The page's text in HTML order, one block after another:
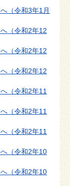
（令和3年1月
（令和2年12
（令和2年12
（令和2年12
（令和2年11
（令和2年11
（令和2年11
（令和2年10
（令和2年10